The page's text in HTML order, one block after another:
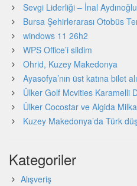
Sevgi Liderliği – İnal
Bursa Şehirlerarası Otobüs
windows 11 26h2
WPS Office’i sildim
Ohrid, Kuzey Makedonya
Ayasofya’nın üst katına bilet
Ülker Golf Mcvities Karamelli
Ülker Cocostar ve Algida
Kuzey Makedonya’da Türk
Kategoriler
Alışveriş